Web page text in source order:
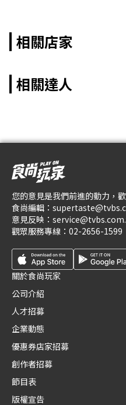
相關店家
相關達人
您的意見是我們前進的動力，
食尚編輯：
意見反映：
觀眾服務專線： 02-2656-1599
關於食尚玩家
公司介紹
人才招募
企業動態
優惠券店家招募
創作者招募
節目表
版權宣告